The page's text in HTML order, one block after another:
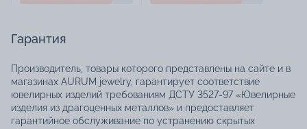
Гарантия
Производитель, товары которого представлены на сайте и в
магазинах AURUM jewelry, гарантирует соответствие
ювелирных изделий требованиям ДСТУ 3527-97 «Ювелирные
изделия из драгоценных металлов» и предоставляет
гарантийное обслуживание по устранению скрытых